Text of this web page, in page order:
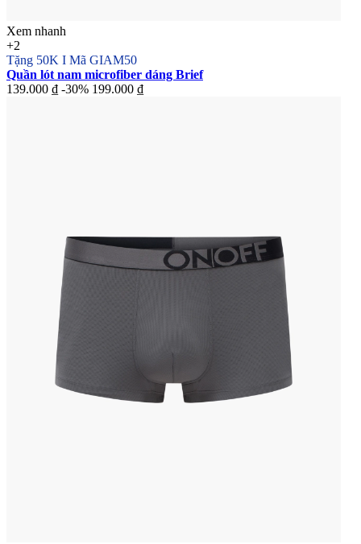
Xem nhanh
+2
Tặng 50K I Mã GIAM50
Quần lót nam microfiber dáng Brief
139.000 ₫ -30% 199.000 ₫